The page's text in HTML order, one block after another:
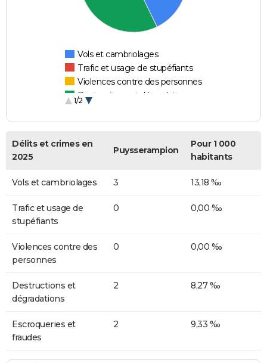
Vols et cambriolages
Trafic et usage de stupéfiants
Violences contre des personnes
Destructions et dégradations
1/2
Délits et crimes en
2025
Puysserampion
Pour 1 000
habitants
Vols et cambriolages 3 13,18 ‰
Trafic et usage de
stupéfiants
0 0,00 ‰
Violences contre des
personnes
0 0,00 ‰
Destructions et
dégradations
2 8,27 ‰
Escroqueries et
fraudes
2 9,33 ‰